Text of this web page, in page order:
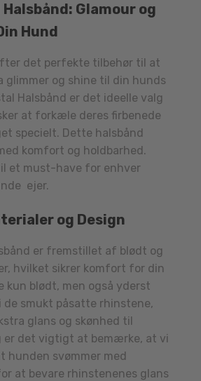
Glamour og
Hund
det perfekte tilbehør til at
og shine til din hunds
Halsbånd er det ideelle valg
at forkæle deres firbenede
specielt. Dette halsbånd
komfort og holdbarhed.
et must-have for enhver
ejer.
og Design
er fremstillet af blødt og
hvilket sikrer komfort for din
kun blødt, men også yderst
smukt påsatte rhinstene,
glans og skønhed til
er det vigtigt at bemærke, at vi
hunden svømmer med
at bevare rhinstenenes glans